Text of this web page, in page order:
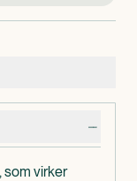
som virker